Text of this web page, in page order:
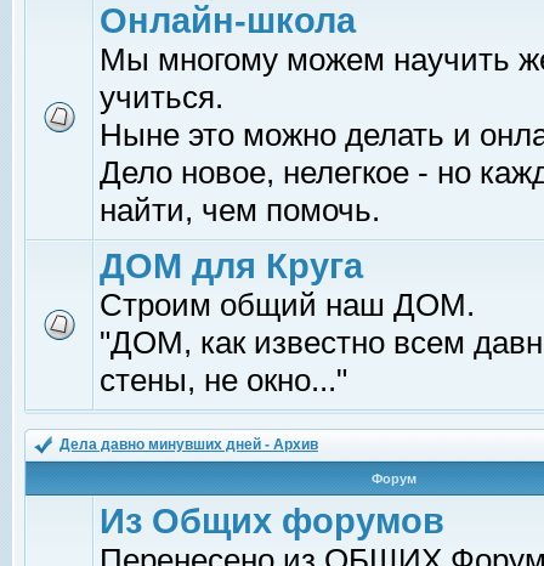
Онлайн-школа
Мы многому можем научить
учиться.
Ныне это можно делать и
Дело новое, нелегкое - но
найти, чем помочь.
ДОМ для Круга
Строим общий наш ДОМ.
"ДОМ, как известно всем
стены, не окно..."
Дела давно минувших дней - Архив
Форум
Из Общих форумов